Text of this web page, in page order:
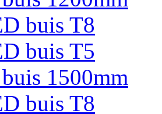
buis T8
buis T5
1500mm
buis T8